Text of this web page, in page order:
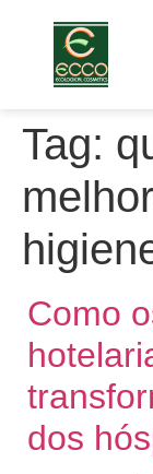
Tag:
Como
dos